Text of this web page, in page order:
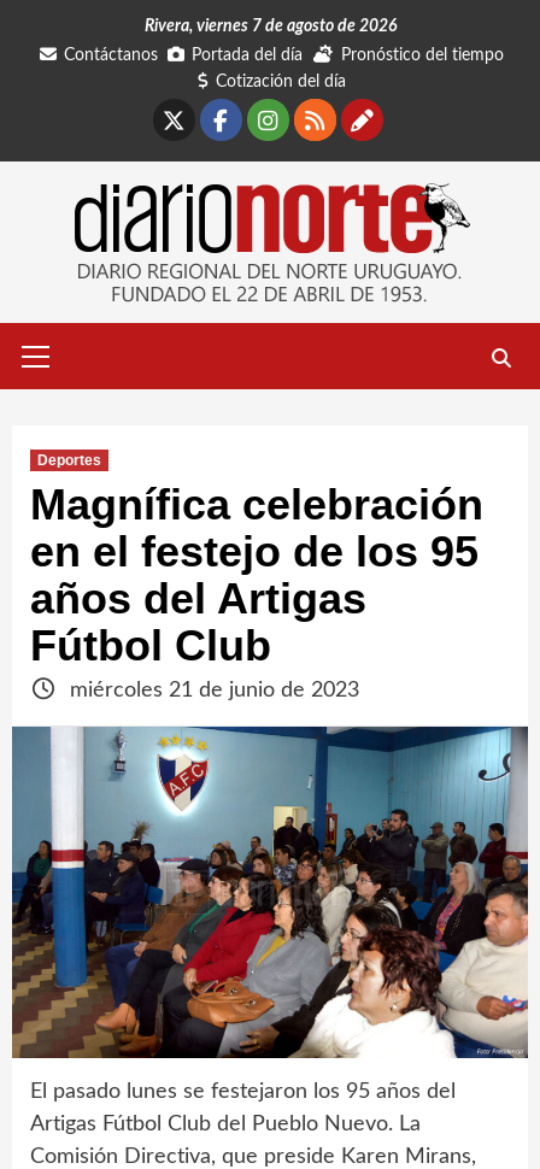
Rivera, viernes 7 de agosto de 2026
Contáctanos
Portada del día
Pronóstico del tiempo
Cotización del día
Facebook
Instagram
RSSContáctanos
primario
Deportes
Magnífica celebración
en el festejo de los 95
años del Artigas
Fútbol Club
miércoles 21 de junio de 2023
El pasado lunes se festejaron los 95 años del
Artigas Fútbol Club del Pueblo Nuevo. La
Comisión Directiva, que preside Karen Mirans,